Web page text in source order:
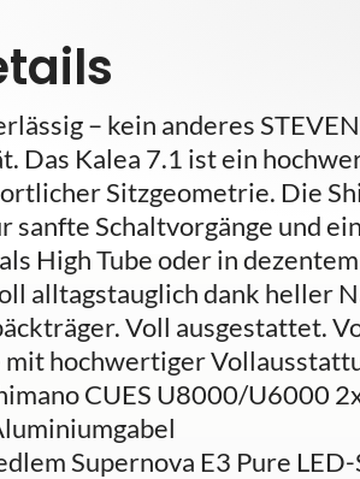
– kein anderes
Das Kalea 7.1 ist ein
Sitzgeometrie. Die
sanfte Schaltvorgänge und
High Tube oder in
alltagstauglich dank heller
Voll ausgestattet.
hochwertiger
CUES U8000/U6000
Supernova E3 Pure